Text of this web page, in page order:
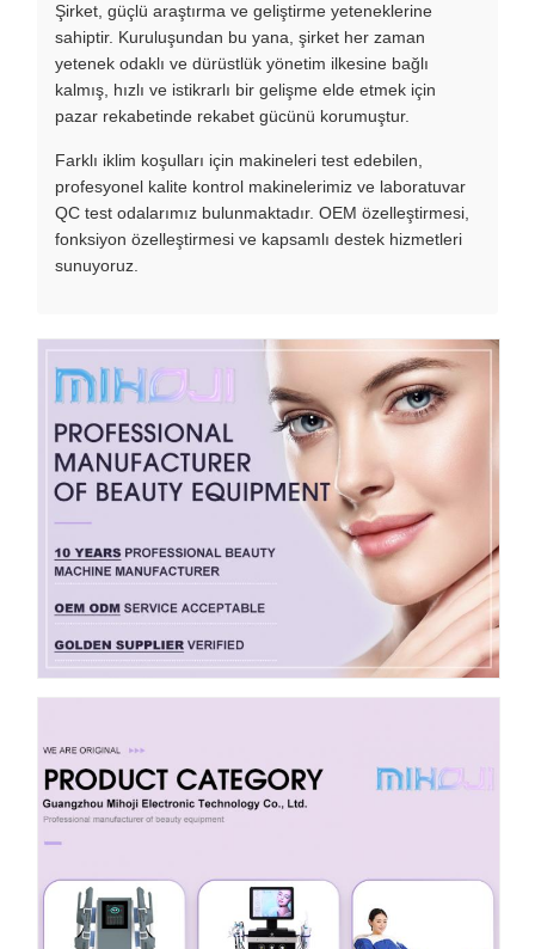
Şirket, güçlü araştırma ve geliştirme yeteneklerine
sahiptir. Kuruluşundan bu yana, şirket her zaman
yetenek odaklı ve dürüstlük yönetim ilkesine bağlı
kalmış, hızlı ve istikrarlı bir gelişme elde etmek için
pazar rekabetinde rekabet gücünü korumuştur.
Farklı iklim koşulları için makineleri test edebilen,
profesyonel kalite kontrol makinelerimiz ve laboratuvar
QC test odalarımız bulunmaktadır. OEM özelleştirmesi,
fonksiyon özelleştirmesi ve kapsamlı destek hizmetleri
sunuyoruz.